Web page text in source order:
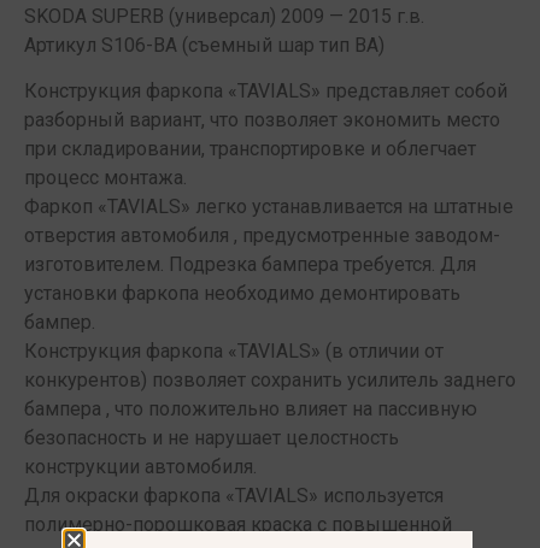
SKODA SUPERB (универсал) 2009 — 2015 г.в.
Артикул S106-BА (съемный шар тип BА)
Конструкция фаркопа «TAVIALS» представляет собой
разборный вариант, что позволяет экономить место
при складировании, транспортировке и облегчает
процесс монтажа.
Фаркоп «TAVIALS» легко устанавливается на штатные
отверстия автомобиля , предусмотренные заводом-
изготовителем. Подрезка бампера требуется. Для
установки фаркопа необходимо демонтировать
бампер.
Конструкция фаркопа «TAVIALS» (в отличии от
конкурентов) позволяет сохранить усилитель заднего
бампера , что положительно влияет на пассивную
безопасность и не нарушает целостность
конструкции автомобиля.
Для окраски фаркопа «TAVIALS» используется
полимерно-порошковая краска с повышенной